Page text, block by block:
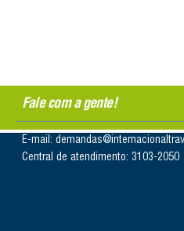
Fale com a gente!
E-mail:
Central de atendimento: 3103-2050